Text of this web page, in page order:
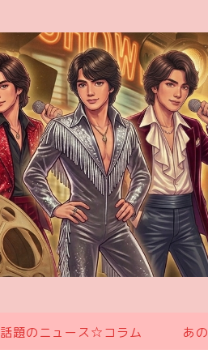
話題のニュース☆コラム あ